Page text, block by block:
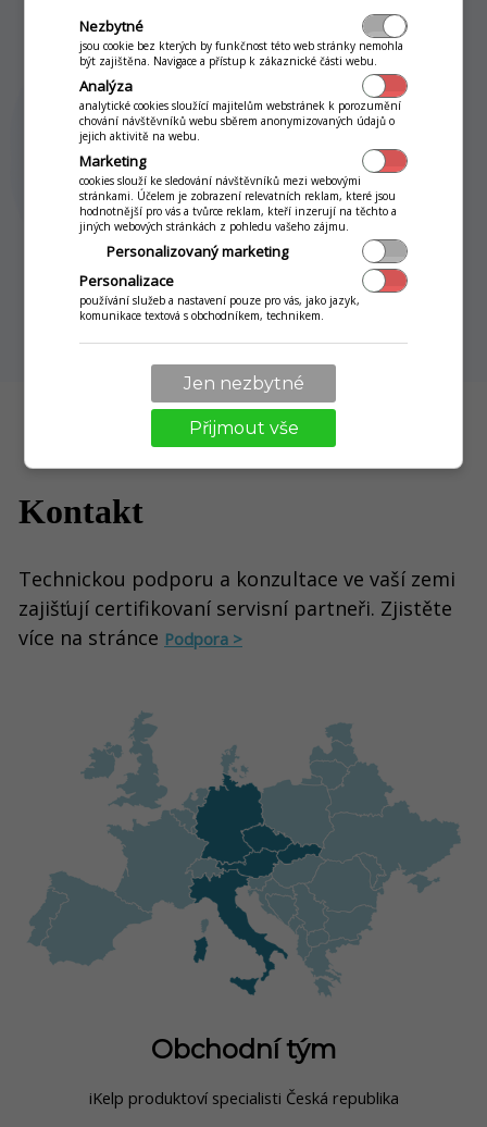
Kontakt
Technickou podporu a konzultace ve vaší zemi
zajišťují certifikovaní servisní partneři. Zjistěte
více na stránce Podpora >
Obchodní tým
iKelp produktoví specialisti Česká republika
Nezbytné
jsou cookie bez kterých by funkčnost této web stránky nemohla
být zajištěna. Navigace a přístup k zákaznické části webu.
Analýza
analytické cookies sloužící majitelům webstránek k porozumění
chování návštěvníků webu sběrem anonymizovaných údajů o
jejich aktivitě na webu.
Marketing
cookies slouží ke sledování návštěvníků mezi webovými
stránkami. Účelem je zobrazení relevatních reklam, které jsou
hodnotnější pro vás a tvůrce reklam, kteří inzerují na těchto a
jiných webových stránkách z pohledu vašeho zájmu.
Personalizovaný marketing
Personalizace
používání služeb a nastavení pouze pro vás, jako jazyk,
komunikace textová s obchodníkem, technikem.
Jen nezbytné
Přijmout vše